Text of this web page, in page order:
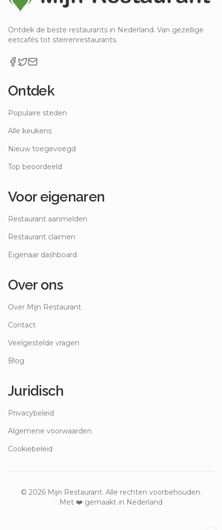
Ontdek de beste restaurants in Nederland. Van gezellige
eetcafés tot sterrenrestaurants.
Ontdek
Populaire steden
Alle keukens
Nieuw toegevoegd
Top beoordeeld
Voor eigenaren
Restaurant aanmelden
Restaurant claimen
Eigenaar dashboard
Over ons
Over Mijn Restaurant
Contact
Veelgestelde vragen
Blog
Juridisch
Privacybeleid
Algemene voorwaarden
Cookiebeleid
© 2026Mijn Restaurant. Alle rechten voorbehouden.
Met ❤️ gemaakt in Nederland